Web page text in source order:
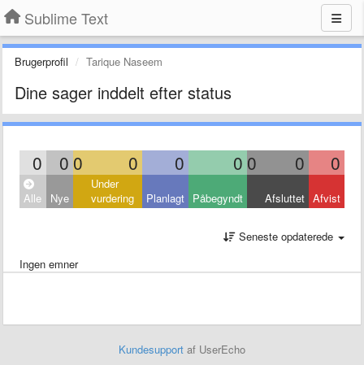
Sublime Text
Brugerprofil Tarique Naseem
Dine sager inddelt efter status
0 0 0 0 0 0 0 0 0
Alle Nye
Under
vurdering
Planlagt Påbegyndt Afsluttet Afvist
Seneste opdaterede
Ingen emner
Kundesupport af UserEcho